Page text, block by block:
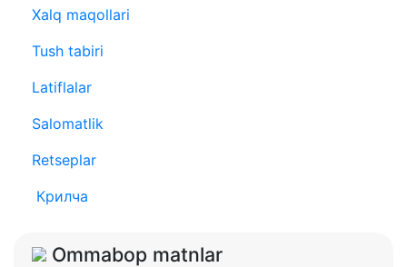
Xalq maqollari
Tush tabiri
Latiflalar
Salomatlik
Retseplar
Крилча
Ommabop matnlar